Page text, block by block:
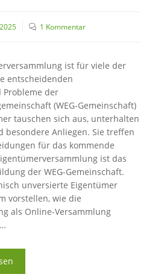
1 Kommentar
ist für viele der
entscheidenden
Probleme der
(WEG-Gemeinschaft)
tauschen sich aus, unterhalten
besondere Anliegen. Sie treffen
für das kommende
ist das
der WEG-Gemeinschaft.
unversierte Eigentümer
vorstellen, wie die
als Online-Versammlung